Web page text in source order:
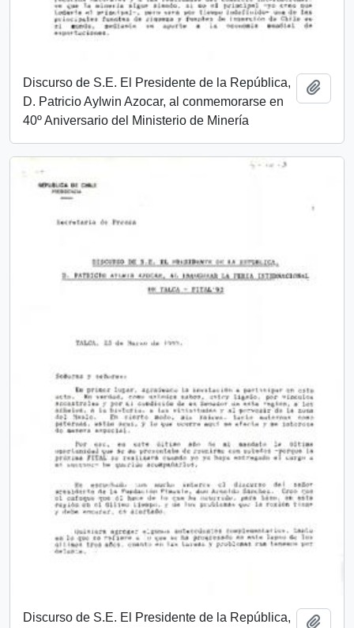
Discurso de S.E. El Presidente de la República,
D. Patricio Aylwin Azocar, al conmemorarse en
40º Aniversario del Ministerio de Minería
Discurso de S.E. El Presidente de la República,